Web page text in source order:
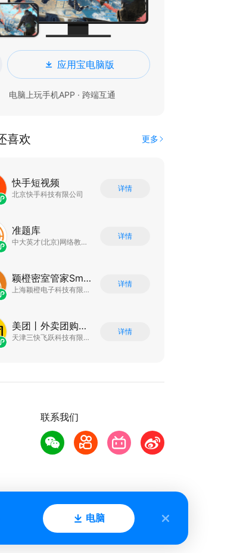
应用宝电脑版
电脑上玩手机APP · 跨端互通
喜欢 更多
快手短视频
北京快手科技有限公司
详情
准题库
中大英才(北京)网络教育科技有限公司
详情
颖橙密室管家SmartOrange
上海颖橙电子科技有限公司
详情
美团丨外卖团购特价美食酒店电影
天津三快飞跃科技有限公司
详情
联系我们
电脑